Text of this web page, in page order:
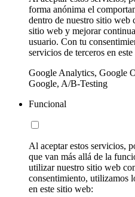
forma anónima el
dentro de nuestro sitio web
sitio web y mejorar
usuario. Con tu
servicios de terceros en
Google Analytics, Google
Google, A/B-Testing
Funcional
Al aceptar estos servicios,
que van más allá de la
utilizar nuestro sitio web
consentimiento, utilizamos
en este sitio web: